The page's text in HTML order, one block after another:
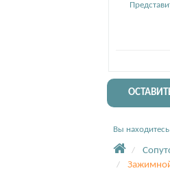
Вы находитесь